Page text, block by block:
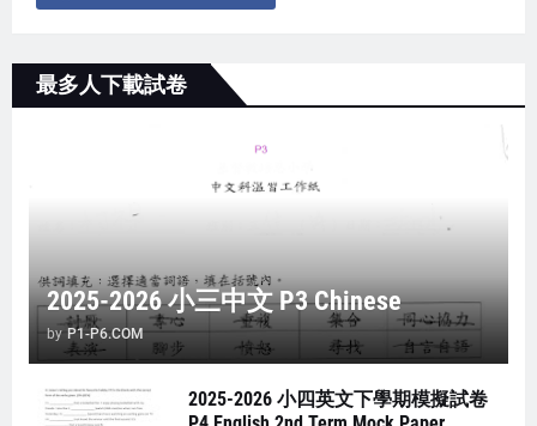
最多人下載試卷
2025-2026 小三中文 P3 Chinese
by P1-P6.COM
2025-2026 小四英文下學期模擬試卷